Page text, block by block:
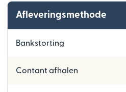
Afleveringsmethode
Bankstorting
Contant afhalen